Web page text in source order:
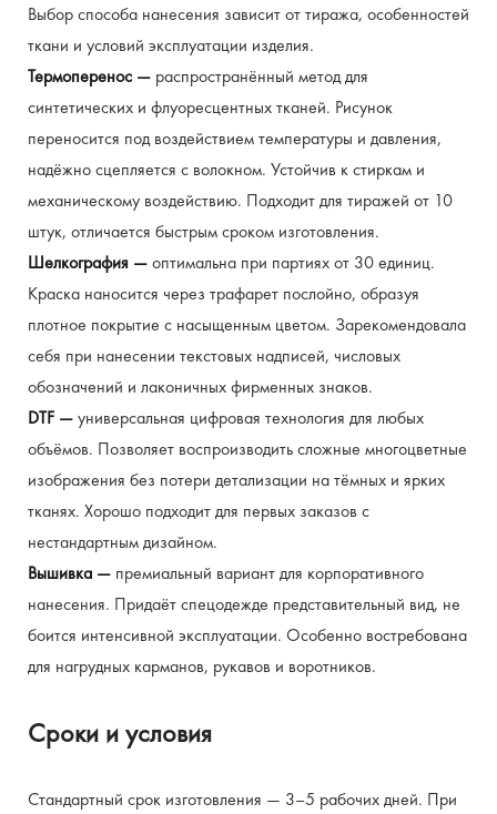
Выбор способа нанесения зависит от тиража, особенностей
ткани и условий эксплуатации изделия.
Термоперенос — распространённый метод для
синтетических и флуоресцентных тканей. Рисунок
переносится под воздействием температуры и давления,
надёжно сцепляется с волокном. Устойчив к стиркам и
механическому воздействию. Подходит для тиражей от 10
штук, отличается быстрым сроком изготовления.
Шелкография — оптимальна при партиях от 30 единиц.
Краска наносится через трафарет послойно, образуя
плотное покрытие с насыщенным цветом. Зарекомендовала
себя при нанесении текстовых надписей, числовых
обозначений и лаконичных фирменных знаков.
DTF — универсальная цифровая технология для любых
объёмов. Позволяет воспроизводить сложные многоцветные
изображения без потери детализации на тёмных и ярких
тканях. Хорошо подходит для первых заказов с
нестандартным дизайном.
Вышивка — премиальный вариант для корпоративного
нанесения. Придаёт спецодежде представительный вид, не
боится интенсивной эксплуатации. Особенно востребована
для нагрудных карманов, рукавов и воротников.
Сроки и условия
Стандартный срок изготовления — 3–5 рабочих дней. При